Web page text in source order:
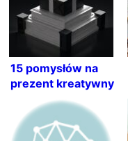
15 pomysłów na
prezent kreatywny